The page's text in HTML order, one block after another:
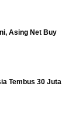
Asing Net Buy
Tembus 30 Juta